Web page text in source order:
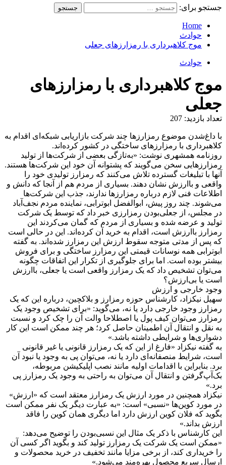
جستجو برای:
Home
حوادث
موج کلاهبرداری‌ با رمزارزهای جعلی
حوادث
موج کلاهبرداری‌ با رمزارزهای
جعلی
تعداد بازدید: 207
با داغ‌شدن موضوع رمزارزها چند شرکت بازاریابی شبکه‌ای اقدام به
کلاهبرداری با رمزارزهای ساختگی در کشور کرده‌اند.
روزنامه همشهری نوشت: «به‌تازگی بعضی از شرکت‌ها از تولید
رمزارزهایی سخن می‌گویند که پشتوانه آن خود این شرکت‌ها هستند.
آنها با تبلیغات گسترده تلاش می‌کنند که رمزارز تولیدی خود را
واقعی و باارزش نشان دهند. بسیاری از مردم هم از آنجا که دانش و
اطلاعات فنی لازم درباره رمزارزها ندارند، جذب این شرکت‌ها
می‌شوند. چند روز پیش، ابوالفضل ابوترابی، نماینده مردم نجف‌آباد
در مجلس، از جعلی‌بودن رمزارزی خبر داد که توسط یک شرکت
تولید و عرضه شده و بسیاری از مردم که گمان می‌کردند این
رمزارز باارزش است، اقدام به خرید آن کرده‌اند. این در حالی است
که پس از مدتی متوجه سقوط ارزش این رمزارز شده‌اند. به گفته
ابوترابی همه نوسانات قیمتی این رمزارز ساختگی و برای فروش
بیشتر بوده است. اما برای جلوگیری از تکرار این اتفاقات چگونه
می‌توان تشخیص داد که یک رمزارز واقعی است یا جعلی، باارزش
است یا بی‌ارزش؟
وجود خارجی و ارزش
سهیل نیکزاد، کارشناس حوزه رمزارز و بلاکچین، درباره این که یک
رمزارز وجود خارجی دارد یا نه، می‌گوید: «برای تشخیص وجود یک
رمزارز می‌توان کیف پول یا اصطلاحا والت آن را چک کرد و نسبت
به نقل و انتقال آن اطمینان حاصل کرد؛ هر چند ممکن است این کار
دشواری‌ها و شرایطی داشته باشد.»
به گفته نیکزاد «فارغ از این که یک رمزارز قانونی یا غیر قانونی
است، شرایط منصفانه‌ای دارد یا نه، می‌توان پی به وجود یا نبود آن
برد. بنابراین با اقدامات اولیه مانند نصب اپلیکیشن مربوطه،
بک‌آپ‌گرفتن و انتقال آن می‌توان به راحتی به وجود یک رمزارز پی
برد.»
نیکزاد همچنین در مورد ارزش یک رمزارز معتقد است که «ارزش»
در مورد کوین‌ها «نسبی» است: «به عبارت دیگر یک نفر ممکن است
بگوید که فلان کوین ارزش دارد اما دیگری همان کوین را فاقد
ارزش بداند.»
این کارشناس با ذکر یک مثال این نسبی‌بودن را توضیح می‌دهد:
«ممکن است یک شرکت یک رمزارز تولید کند و بگوید اگر کسی آن
را خریداری کند، از برخی مزایا مانند تخفیف در خرید محصولات و
ارسال سریع محصول بهره‌مند می‌شود.»